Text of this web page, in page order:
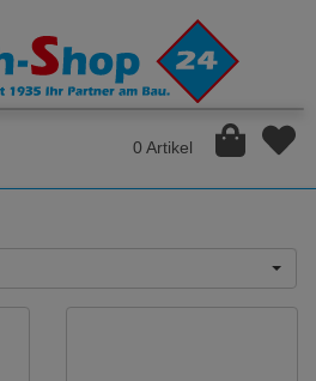
0 Artikel